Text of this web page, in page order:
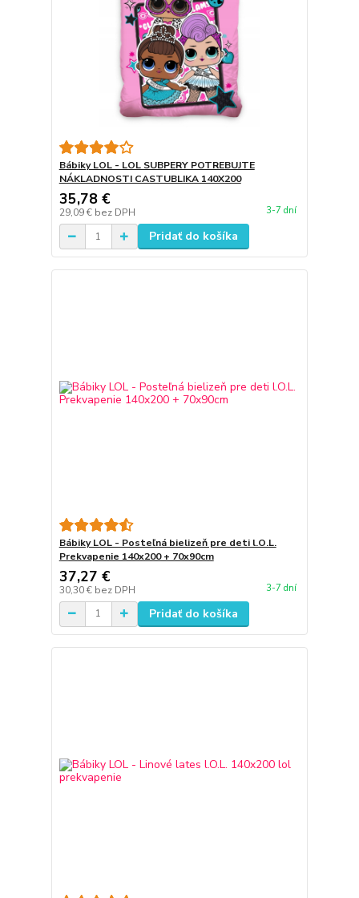
Bábiky LOL - LOL SUBPERY POTREBUJTE
NÁKLADNOSTI CASTUBLIKA 140X200
35,78 €
29,09 € bez DPH 3-7 dní
Pridať do košíka
Bábiky LOL - Posteľná bielizeň pre deti l.O.L.
Prekvapenie 140x200 + 70x90cm
37,27 €
30,30 € bez DPH 3-7 dní
Pridať do košíka